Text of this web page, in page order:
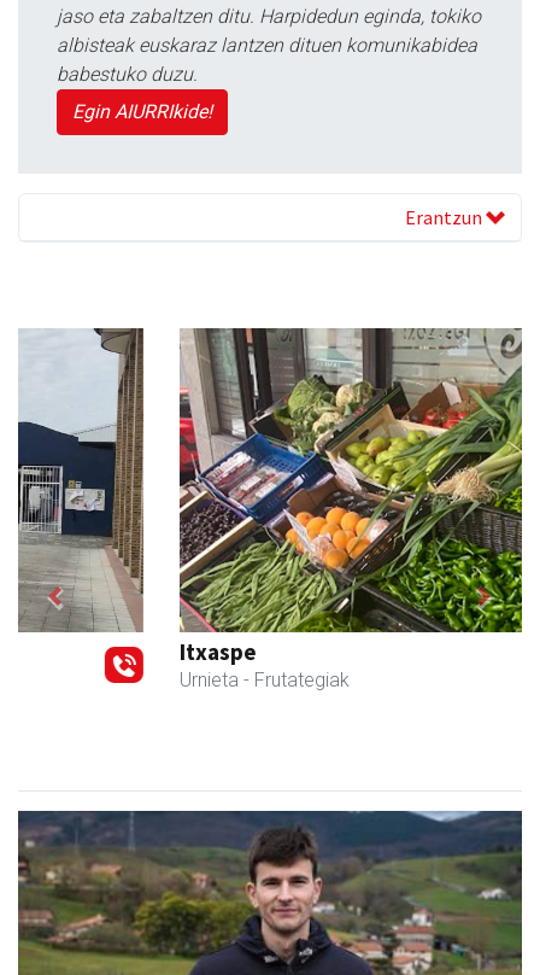
jaso eta zabaltzen ditu. Harpidedun eginda, tokiko
albisteak euskaraz lantzen dituen komunikabidea
babestuko duzu.
Egin AIURRIkide!
Erantzun
- Frutategiak
Previous Next